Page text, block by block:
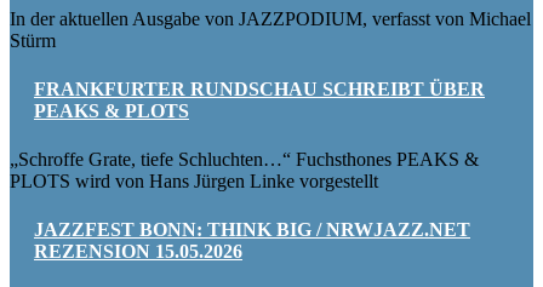
In der aktuellen Ausgabe von JAZZPODIUM, verfasst von Michael
Stürm
FRANKFURTER RUNDSCHAU SCHREIBT ÜBER
PEAKS & PLOTS
„Schroffe Grate, tiefe Schluchten…“ Fuchsthones PEAKS &
PLOTS wird von Hans Jürgen Linke vorgestellt
JAZZFEST BONN: THINK BIG / NRWJAZZ.NET
REZENSION 15.05.2026